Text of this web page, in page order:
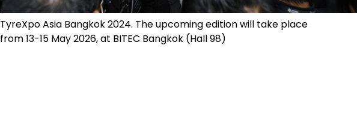
TyreXpo Asia Bangkok 2024. The upcoming edition will take place
from 13-15 May 2026, at BITEC Bangkok (Hall 98)